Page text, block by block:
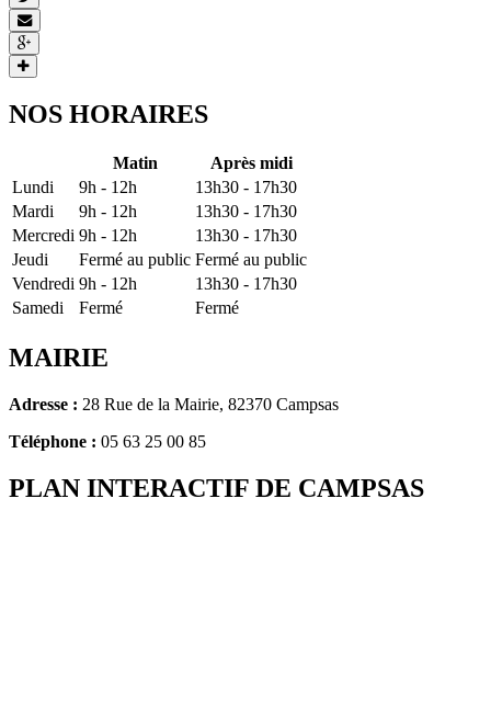
NOS HORAIRES
Matin
Après midi
Lundi
9h - 12h
13h30 - 17h30
Mardi
9h - 12h
13h30 - 17h30
Mercredi 9h - 12h
13h30 - 17h30
Jeudi
Fermé au public Fermé au public
Vendredi 9h - 12h
13h30 - 17h30
Samedi
Fermé Fermé
MAIRIE
Adresse : 28 Rue de la Mairie, 82370 Campsas
Téléphone : 05 63 25 00 85
PLAN INTERACTIF DE CAMPSAS